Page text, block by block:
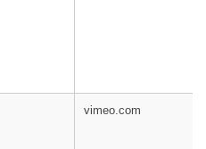
vimeo.com